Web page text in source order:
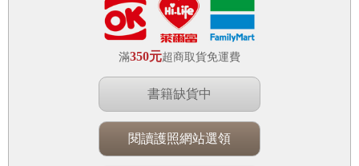
滿350元超商取貨免運費
書籍缺貨中
閱讀護照網站選領